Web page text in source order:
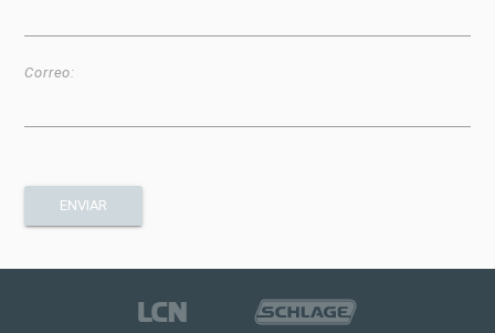
Correo: